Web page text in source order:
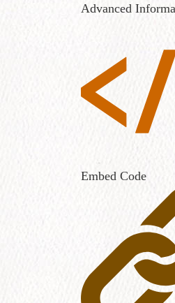
Advanced
Embed Code